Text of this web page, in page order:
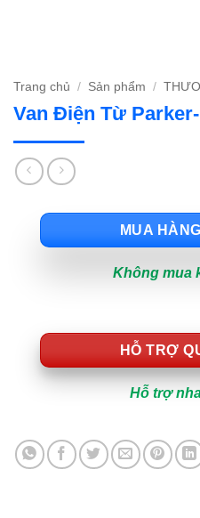
Trang chủ / Sản phẩm /
Van Điện Từ
MUA
Không mua
HỖ TRỢ
Hỗ trợ